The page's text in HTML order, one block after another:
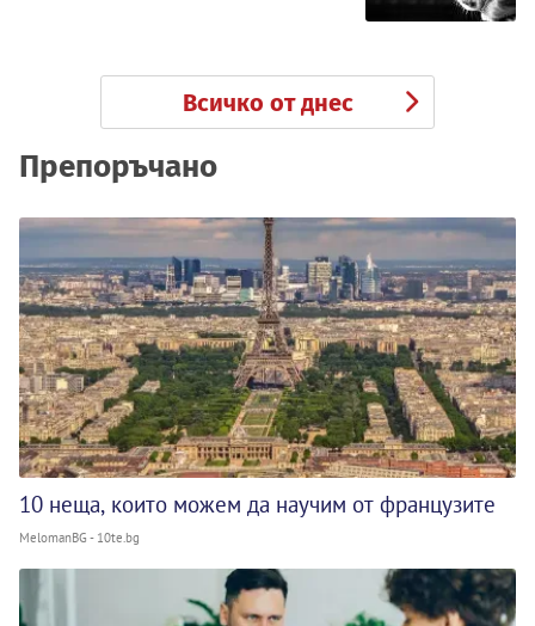
Всичко от днес
Препоръчано
10 неща, които можем да научим от французите
MelomanBG - 10te.bg